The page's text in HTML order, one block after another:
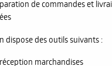
de commandes et
dispose des outils suivants :
marchandises